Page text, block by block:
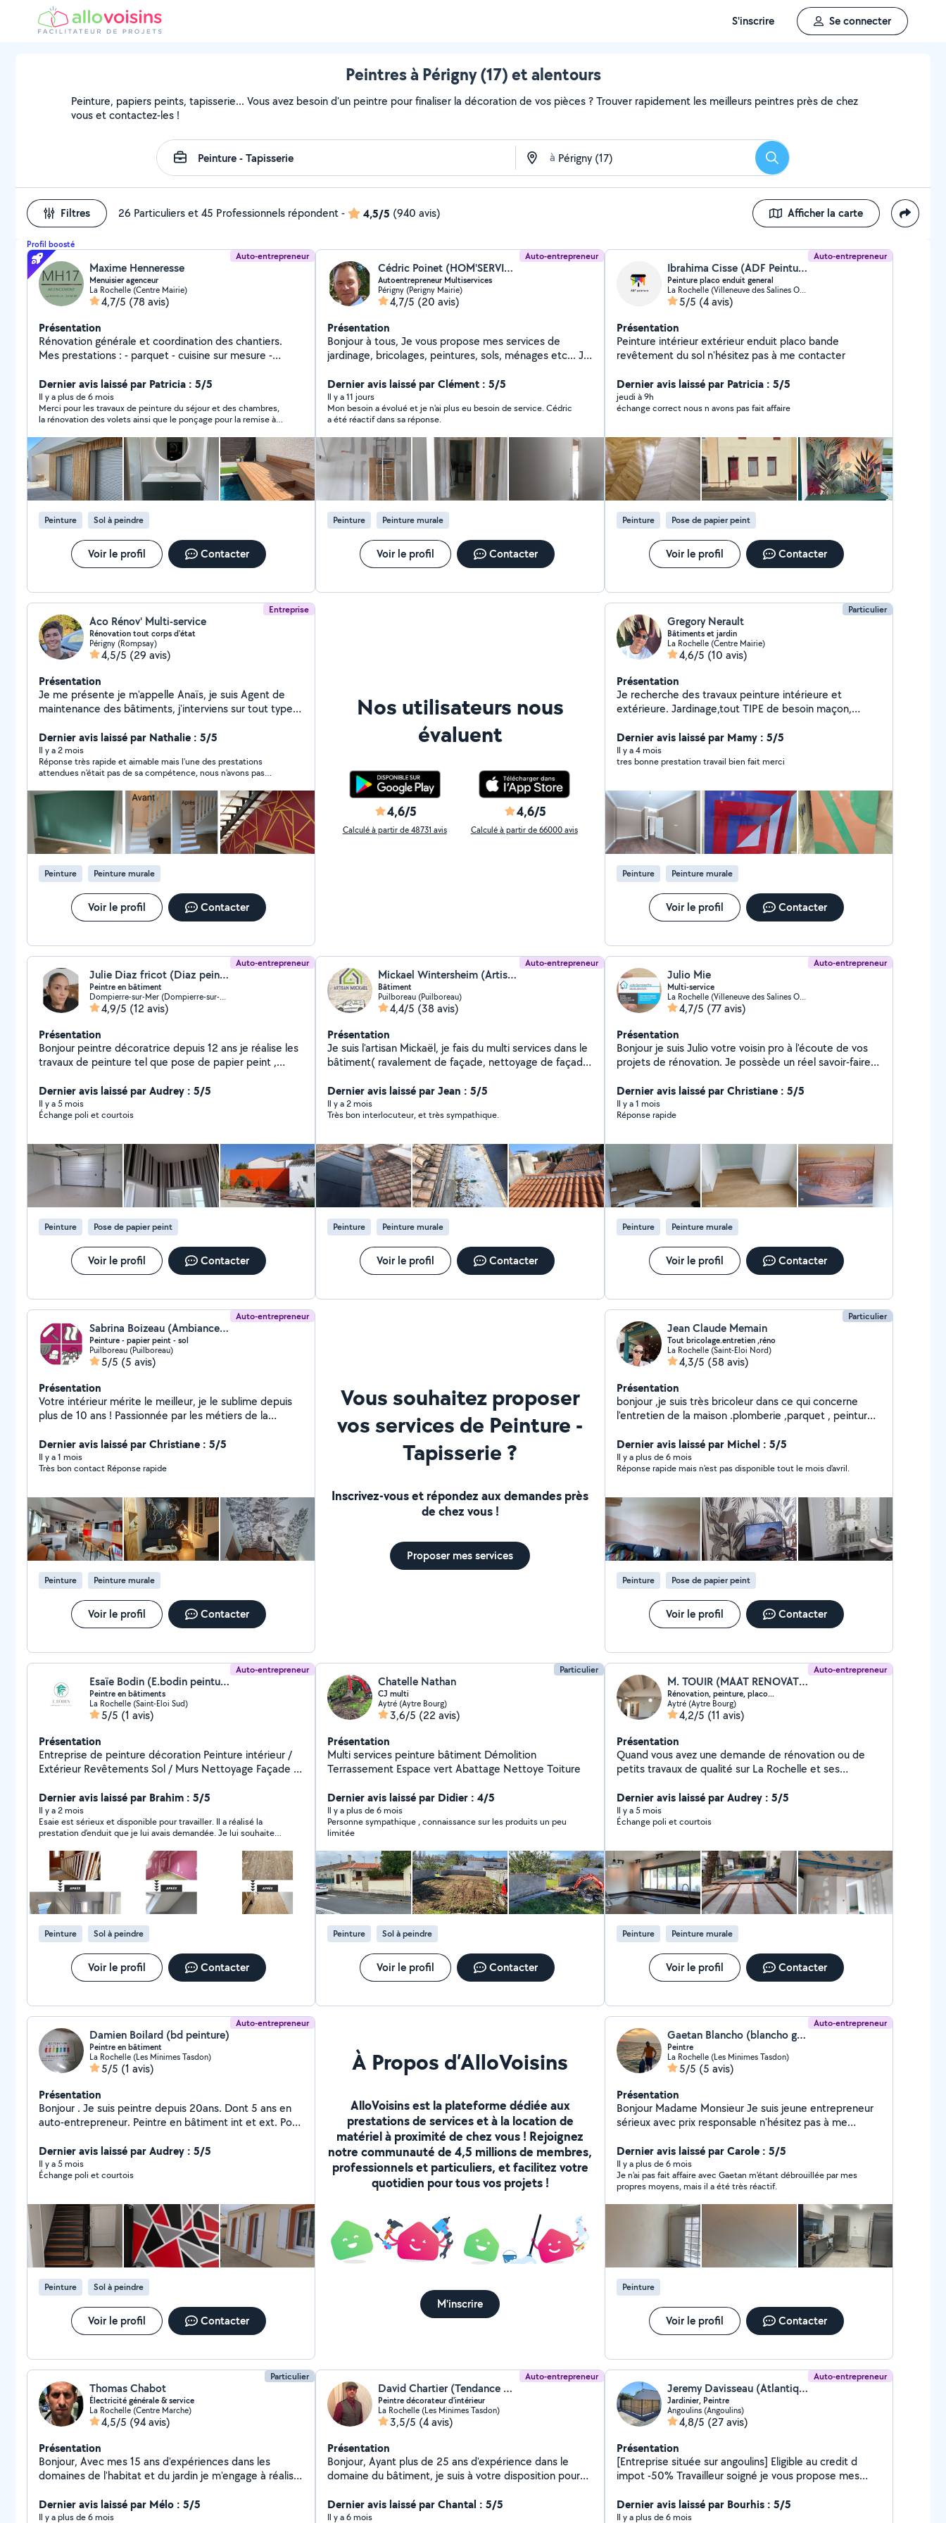
S'inscrire Se connecter
Peintres à Périgny (17) et alentours
Peinture, papiers peints, tapisserie... Vous avez besoin d'un peintre pour finaliser la décoration de vos pièces ? Trouver rapidement les meilleurs peintres près de chez
vous et contactez-les !
à Rechercher
Filtres 26 Particuliers et 45 Professionnels répondent- 4,5/5 (940 avis) Afficher la carte
Profil boosté
Auto-entrepreneur
Maxime Henneresse
Menuisier agenceur
La Rochelle (Centre Mairie)
4,7/5 (78 avis)
Présentation
Rénovation générale et coordination des chantiers.
Mes prestations : - parquet - cuisine sur mesure -
cloisons sèches ( Placo ) - bandes - peinture - carrelage
Dernier avis laissé par Patricia : 5/5
Il y a plus de 6 mois
Merci pour les travaux de peinture du séjour et des chambres,
la rénovation des volets ainsi que le ponçage pour la remise à
bonne communication bien sympathique . Je recommande
Peinture Sol à peindre
Voir le profil Contacter
Auto-entrepreneur
Cédric Poinet (HOM'SERVICES17)
Autoentrepreneur Multiservices
Périgny (Perigny Mairie)
4,7/5 (20 avis)
Présentation
Bonjour à tous, Je vous propose mes services de
jardinage, bricolages, peintures, sols, ménages etc... Je
plusieurs services selon vos demandes. Les photos
viendront compléter mon profil au fur et à mesure.
Dernier avis laissé par Clément : 5/5
Il y a 11 jours
Mon besoin a évolué et je n'ai plus eu besoin de service. Cédric
a été réactif dans sa réponse.
Peinture Peinture murale
Voir le profil Contacter
Auto-entrepreneur
Ibrahima Cisse (ADF Peinture)
Peinture placo enduit general
La Rochelle (Villeneuve des Salines Ouest)
5/5 (4 avis)
Présentation
Peinture intérieur extérieur enduit placo bande
revêtement du sol n'hésitez pas à me contacter
Dernier avis laissé par Patricia : 5/5
jeudi à 9h
échange correct nous n avons pas fait affaire
Peinture Pose de papier peint
Voir le profil Contacter
Entreprise
Aco Rénov' Multi-service
Rénovation tout corps d'état
Périgny (Rompsay)
4,5/5 (29 avis)
Présentation
Je me présente je m'appelle Anaïs, je suis Agent de
maintenance des bâtiments, j'interviens sur tout type
rénovation ou juste un dépannage quelconque je serai
ravi de vous accompagner et de vous aider à le réaliser.
Passionné par ce que je fais, je mets tout en œuvre au
quotidien pour satisfaire mes clients. J'écoute, je
conseil et accompagne dans les projets. Vous avez un
projet et cherchez une personne pouvant le réaliser ?
Contactez moi ! je serai ravi de me déplacer afin de
comprendre plus précisément vos attentes et les
comblées. Au plaisir ! Anaïs
Dernier avis laissé par Nathalie : 5/5
Il y a 2 mois
Réponse très rapide et aimable mais l'une des prestations
attendues n'était pas de sa compétence, nous n'avons pas
Peinture Peinture murale
Voir le profil Contacter
Nos utilisateurs nous
évaluent
4,6/5
Calculé à partir de 48731 avis
4,6/5
Calculé à partir de 66000 avis
Particulier
Gregory Nerault
Bâtiments et jardin
La Rochelle (Centre Mairie)
4,6/5 (10 avis)
Présentation
Je recherche des travaux peinture intérieure et
extérieure. Jardinage,tout TIPE de besoin maçon,
travaux.je possède un CAP BEP Aide a le personne
Dernier avis laissé par Mamy : 5/5
Il y a 4 mois
tres bonne prestation travail bien fait merci
Peinture Peinture murale
Voir le profil Contacter
Auto-entrepreneur
Julie Diaz fricot (Diaz peinture)
Peintre en bâtiment
Dompierre-sur-Mer (Dompierre-sur-Mer)
4,9/5 (12 avis)
Présentation
Bonjour peintre décoratrice depuis 12 ans je réalise les
travaux de peinture tel que pose de papier peint ,
toiture, bandes placo . Je peux également réaliser des
petits travaux comme la réparation de meuble ,pose
de lustre et autre petit bricolage.
Dernier avis laissé par Audrey : 5/5
Il y a 5 mois
Échange poli et courtois
Peinture Pose de papier peint
Voir le profil Contacter
Auto-entrepreneur
Mickael Wintersheim (Artisan Mickaël)
Bâtiment
Puilboreau (Puilboreau)
4,4/5 (38 avis)
Présentation
Je suis l'artisan Mickaël, je fais du multi services dans le
bâtiment( ravalement de façade, nettoyage de façade,
peinture intérieure et extérieure
Dernier avis laissé par Jean : 5/5
Il y a 2 mois
Très bon interlocuteur, et très sympathique.
Peinture Peinture murale
Voir le profil Contacter
Auto-entrepreneur
Julio Mie
Multi-service
La Rochelle (Villeneuve des Salines Ouest)
4,7/5 (77 avis)
Présentation
Bonjour je suis Julio votre voisin pro à l'écoute de vos
projets de rénovation. Je possède un réel savoir-faire
zinguerie, carrelage, faïence, parquet, petite
maçonnerie entretien et rénovation de toiture. je
travaille dans le bâtiment depuis 15 ans je vous garantis
Dernier avis laissé par Christiane : 5/5
Il y a 1 mois
Réponse rapide
Peinture Peinture murale
Voir le profil Contacter
Auto-entrepreneur
Sabrina Boizeau (Ambiance Décor & Co)
Peinture - papier peint - sol
Puilboreau (Puilboreau)
5/5 (5 avis)
Présentation
Votre intérieur mérite le meilleur, je le sublime depuis
plus de 10 ans ! Passionnée par les métiers de la
pose de papier peint et revêtements de sol avec soin
et précision. Forte d'une expérience acquise depuis
2011, je mets mon savoir-faire à votre disposition pour
est unique : j'écoute vos envies, je vous conseille sur les
matériaux et tendances, et je soigne chaque détail
pour un résultat impeccable. Travail soigné et dans les
délais. Devis gratuit et transparent. Petit chantier ou
rénovation complète : je m'adapte ! Faites confiance à
un artisan local, réactif et à l'écoute. N'hésitez pas à
me contacter pour échanger sur votre projet !
Dernier avis laissé par Christiane : 5/5
Il y a 1 mois
Très bon contact Réponse rapide
Peinture Peinture murale
Voir le profil Contacter
Vous souhaitez proposer
vos services de Peinture -
Tapisserie ?
Inscrivez-vous et répondez aux demandes près
de chez vous !
Proposer mes services
Particulier
Jean Claude Memain
Tout bricolage.entretien ,réno
La Rochelle (Saint-Eloi Nord)
4,3/5 (58 avis)
Présentation
bonjour ,je suis très bricoleur dans ce qui concerne
l'entretien de la maison .plomberie ,parquet , peinture
maison où appartement. Le travail est toujours soigné.
Dernier avis laissé par Michel : 5/5
Il y a plus de 6 mois
Réponse rapide mais n'est pas disponible tout le mois d'avril.
Peinture Pose de papier peint
Voir le profil Contacter
Auto-entrepreneur
Esaïe Bodin (E.bodin peinture)
Peintre en bâtiments
La Rochelle (Saint-Eloi Sud)
5/5 (1 avis)
Présentation
Entreprise de peinture décoration Peinture intérieur /
Extérieur Revêtements Sol / Murs Nettoyage Façade /
qualité,personne à l'écoute pour satisfaire le client.
Dernier avis laissé par Brahim : 5/5
Il y a 2 mois
Esaie est sérieux et disponible pour travailler. Il a réalisé la
prestation d’enduit que je lui avais demandée. Je lui souhaite
Peinture Sol à peindre
Voir le profil Contacter
Particulier
Chatelle Nathan
CJ multi
Aytré (Aytre Bourg)
3,6/5 (22 avis)
Présentation
Multi services peinture bâtiment Démolition
Terrassement Espace vert Abattage Nettoye Toiture
Dernier avis laissé par Didier : 4/5
Il y a plus de 6 mois
Personne sympathique , connaissance sur les produits un peu
limitée
Peinture Sol à peindre
Voir le profil Contacter
Auto-entrepreneur
M. TOUIR (MAAT RENOVATION)
Rénovation, peinture, placo...
Aytré (Aytre Bourg)
4,2/5 (11 avis)
Présentation
Quand vous avez une demande de rénovation ou de
petits travaux de qualité sur La Rochelle et ses
RÉNOVATION. Je m' engage à fournir un service
exceptionnel au client. - Travaux de plâtrerie, Peinture
(intérieur et extérieur) - Isolation phonique et
autres bâtiments. - Pose de revêtement au sol et
carrelage. -Soudeur professionnel: réalisation de
terrasse, charpente, pergola... - Démolition de
bâtiment, murs. - Entretien de toiture Faites-moi part
de la nature de votre projet et je m'efforcerais de
trouver la solution la mieux adaptée à vos besoins.
ATTENTION À BIEN REMPLIR LA CATÉGORIE LORS DE
VOTRE DEMANDE SINON JE NE PEUX PAS VOUS
RÉPONDRE
Dernier avis laissé par Audrey : 5/5
Il y a 5 mois
Échange poli et courtois
Peinture Peinture murale
Voir le profil Contacter
Auto-entrepreneur
Damien Boilard (bd peinture)
Peintre en bâtiment
La Rochelle (Les Minimes Tasdon)
5/5 (1 avis)
Présentation
Bonjour . Je suis peintre depuis 20ans. Dont 5 ans en
auto-entrepreneur. Peintre en bâtiment int et ext. Pose
Dernier avis laissé par Audrey : 5/5
Il y a 5 mois
Échange poli et courtois
Peinture Sol à peindre
Voir le profil Contacter
À Propos d’AlloVoisins
AlloVoisins est la plateforme dédiée aux
prestations de services et à la location de
matériel à proximité de chez vous ! Rejoignez
notre communauté de 4,5 millions de membres,
professionnels et particuliers, et facilitez votre
quotidien pour tous vos projets !
M'inscrire
Auto-entrepreneur
Gaetan Blancho (blancho gaetan)
Peintre
La Rochelle (Les Minimes Tasdon)
5/5 (5 avis)
Présentation
Bonjour Madame Monsieur Je suis jeune entrepreneur
sérieux avec prix responsable n'hésitez pas à me
Je travaille dans : Peinture
(intérieur/extérieur),plaquiste (placo /bande de
placo),carrelage, parquet, n'hésitez pas à me contacter
au 06-51-82-74-10 GB.rénovation
Dernier avis laissé par Carole : 5/5
Il y a plus de 6 mois
Je n'ai pas fait affaire avec Gaetan m'étant débrouillée par mes
propres moyens, mais il a été très réactif.
Peinture
Voir le profil Contacter
Particulier
Thomas Chabot
Électricité générale & service
La Rochelle (Centre Marche)
4,5/5 (94 avis)
Présentation
Bonjour, Avec mes 15 ans d'expériences dans les
domaines de l'habitat et du jardin je m'engage à réaliser
d'activités sont l'électricité et l'entretiens de jardin mais
je ne suis pas fermé à d'autres travaux. A voir. Merci
Dernier avis laissé par Mélo : 5/5
Il y a plus de 6 mois
Auto-entrepreneur
David Chartier (Tendance Design)
Peintre décorateur d'intérieur
La Rochelle (Les Minimes Tasdon)
3,5/5 (4 avis)
Présentation
Bonjour, Ayant plus de 25 ans d'expérience dans le
domaine du bâtiment, je suis à votre disposition pour
Dernier avis laissé par Chantal : 5/5
Il y a 6 mois
Auto-entrepreneur
Jeremy Davisseau (Atlantique multiservices)
Jardinier, Peintre
Angoulins (Angoulins)
4,8/5 (27 avis)
Présentation
[Entreprise située sur angoulins] Eligible au credit d
impot -50% Travailleur soigné je vous propose mes
extérieurs, jardins , taille des haies , Fruitiers , petit
entretien , gestion des déchets vert, peinture, l
Dernier avis laissé par Bourhis : 5/5
Il y a plus de 6 mois